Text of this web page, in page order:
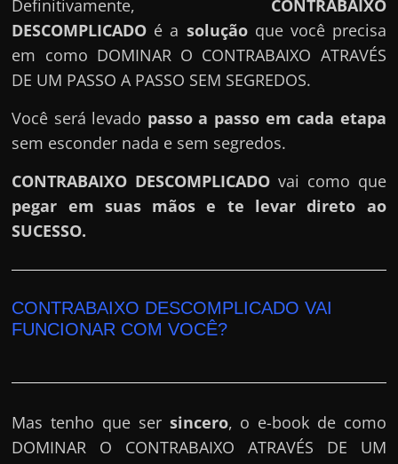
r
n
e
?
M
a
s
c
m
o
?
Definitivamente, CONTRABAIXO
DESCOMPLICADO é a soluçãoque você precisa
em como DOMINAR O CONTRABAIXO ATRAVÉS
DE UM PASSO A PASSO SEM SEGREDOS.
Você será levado passo a passo em cada etapa
sem esconder nada e sem segredos.
CONTRABAIXO DESCOMPLICADO vai como que
pegar em suas mãos e te levar direto ao
SUCESSO.
CONTRABAIXO DESCOMPLICADO VAI
FUNCIONAR COM VOCÊ?
Mas tenho que ser sincero, o e-book de como
DOMINAR O CONTRABAIXO ATRAVÉS DE UM